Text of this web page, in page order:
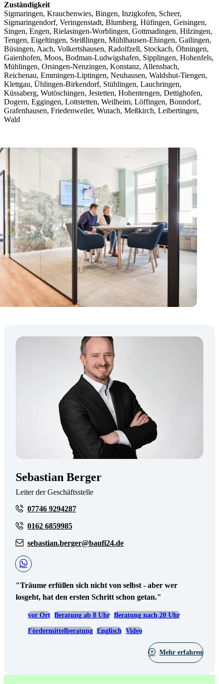
Zuständigkeit
Sigmaringen, Krauchenwies, Bingen, Inzigkofen, Scheer,
Sigmaringendorf, Veringenstadt, Blumberg, Hüfingen, Geisingen,
Singen, Engen, Rielasingen-Worblingen, Gottmadingen, Hilzingen,
Tengen, Eigeltingen, Steißlingen, Mühlhausen-Ehingen, Gailingen,
Büsingen, Aach, Volkertshausen, Radolfzell, Stockach, Öhningen,
Gaienhofen, Moos, Bodman-Ludwigshafen, Sipplingen, Hohenfels,
Mühlingen, Orsingen-Nenzingen, Konstanz, Allensbach,
Reichenau, Emmingen-Liptingen, Neuhausen, Waldshut-Tiengen,
Klettgau, Ühlingen-Birkendorf, Stühlingen, Lauchringen,
Küssaberg, Wutöschingen, Jestetten, Hohentengen, Dettighofen,
Dogern, Eggingen, Lottstetten, Weilheim, Löffingen, Bonndorf,
Grafenhausen, Friedenweiler, Wutach, Meßkirch, Leibertingen,
Wald
Sebastian Berger
Leiter der Geschäftsstelle
07746 9294287
0162 6859985
sebastian.berger@baufi24.de
"Träume erfüllen sich nicht von selbst - aber wer
losgeht, hat den ersten Schritt schon getan."
vor Ort Beratung ab 8 Uhr Beratung nach 20 Uhr
Fördermittelberatung Englisch Video
Mehr erfahren